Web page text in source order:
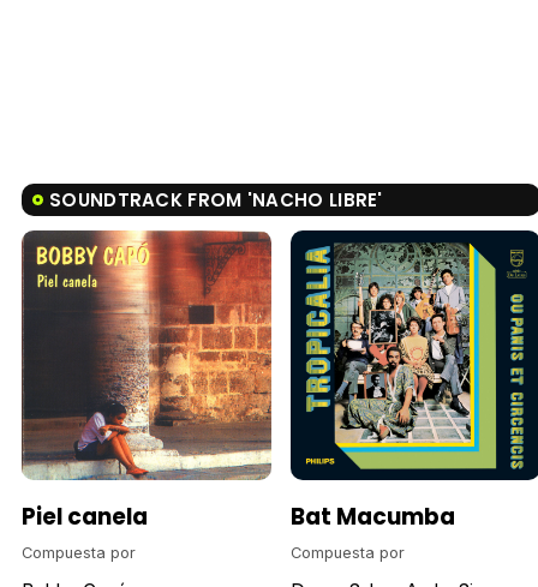
SOUNDTRACK FROM 'NACHO LIBRE'
Piel canela
Compuesta por
Bat Macumba
Compuesta por